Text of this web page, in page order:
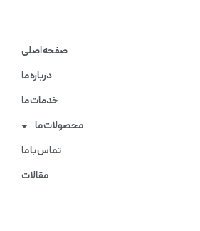
صفحه اصلی
درباره ما
خدمات ما
محصولات ما
تماس با ما
مقالات